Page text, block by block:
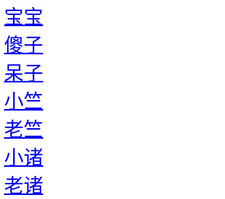
宝宝
傻子
呆子
小竺
老竺
小诸
老诸